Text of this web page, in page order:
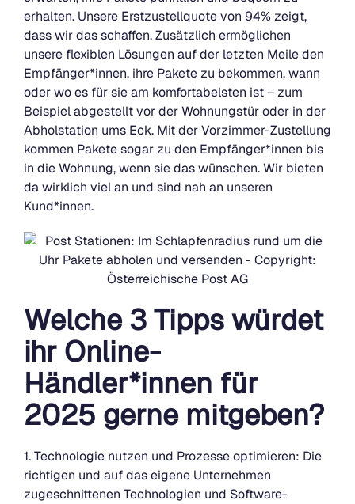
erhalten. Unsere Erstzustellquote von 94% zeigt,
dass wir das schaffen. Zusätzlich ermöglichen
unsere flexiblen Lösungen auf der letzten Meile den
Empfänger*innen, ihre Pakete zu bekommen, wann
oder wo es für sie am komfortabelsten ist – zum
Beispiel abgestellt vor der Wohnungstür oder in der
Abholstation ums Eck. Mit der Vorzimmer-Zustellung
kommen Pakete sogar zu den Empfänger*innen bis
in die Wohnung, wenn sie das wünschen. Wir bieten
da wirklich viel an und sind nah an unseren
Kund*innen.
Welche 3 Tipps würdet
ihr Online-
Händler*innen für
2025 gerne mitgeben?
1. Technologie nutzen und Prozesse optimieren: Die
richtigen und auf das eigene Unternehmen
zugeschnittenen Technologien und Software-